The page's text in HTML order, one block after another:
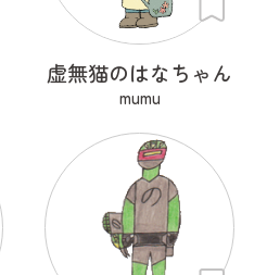
虚無猫のはなちゃん
mumu